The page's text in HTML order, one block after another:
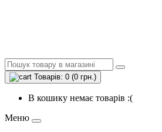
Товарів: 0 (0 грн.)
В кошику немає товарів :(
Меню